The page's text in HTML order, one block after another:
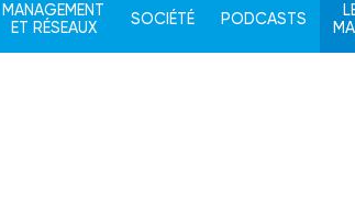
MANAGEMENT
ET RÉSEAUX
SOCIÉTÉ PODCASTS